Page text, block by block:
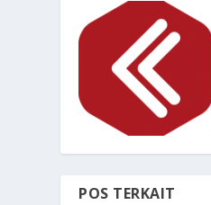
POS TERKAIT